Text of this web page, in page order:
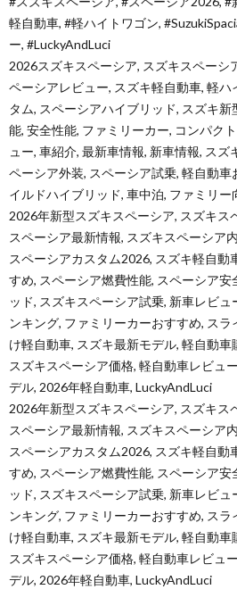
軽自動車, #軽ハイトワゴン,
ー, #LuckyAndLuci
2026スズキスペーシア, スズキスペーシ
ペーシアレビュー, スズキ軽自動車, 軽ハ
タム, スペーシアハイブリッド, スズキ
能, 安全性能, ファミリーカー, コンパク
ュー, 車紹介, 最新車情報, 新車情報, スズ
ペーシア外装, スペーシア試乗, 軽自動車
イルドハイブリッド, 車中泊, ファミリ
2026年新型スズキスペーシア, スズキス
スペーシア最新情報, スズキスペーシア
スペーシアカスタム2026, スズキ軽自動
すめ, スペーシア燃費性能, スペーシア安
ッド, スズキスペーシア試乗, 新車レビ
ンキング, ファミリーカーおすすめ, ス
け軽自動車, スズキ最新モデル, 軽自動
スズキスペーシア価格, 軽自動車レビュ
デル, 2026年軽自動車, LuckyAndLuci
2026年新型スズキスペーシア, スズキス
スペーシア最新情報, スズキスペーシア
スペーシアカスタム2026, スズキ軽自動
すめ, スペーシア燃費性能, スペーシア安
ッド, スズキスペーシア試乗, 新車レビ
ンキング, ファミリーカーおすすめ, ス
け軽自動車, スズキ最新モデル, 軽自動
スズキスペーシア価格, 軽自動車レビュ
デル, 2026年軽自動車, LuckyAndLuci